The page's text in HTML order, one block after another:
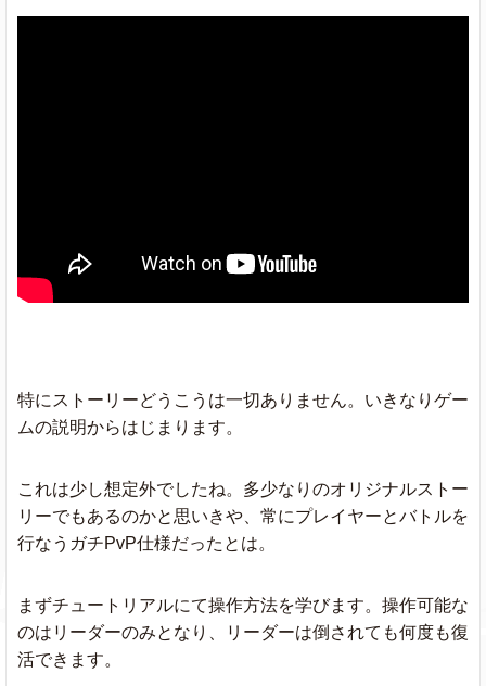
特にストーリーどうこうは一切ありません。いきなりゲー
ムの説明からはじまります。
これは少し想定外でしたね。多少なりのオリジナルストー
リーでもあるのかと思いきや、常にプレイヤーとバトルを
行なうガチPvP仕様だったとは。
まずチュートリアルにて操作方法を学びます。操作可能な
のはリーダーのみとなり、リーダーは倒されても何度も復
活できます。